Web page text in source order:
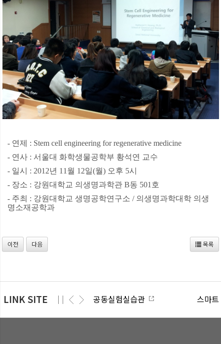
- 연제 : Stem cell engineering for regenerative medicine
- 연사 : 서울대 화학생물공학부 황석연 교수
- 일시 : 2012년 11월 12일(월) 오후 5시
- 장소 : 강원대학교 의생명과학관 B동 501호
- 주최 : 강원대학교 생명공학연구소 / 의생명과학대학 의생
명소재공학과
이전 다음 목록
LINK SITE 공동실험실습관 스마